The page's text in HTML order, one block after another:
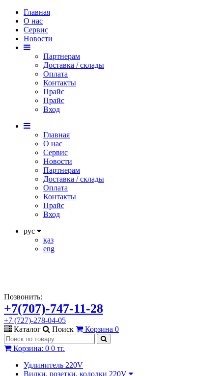
Главная
О нас
Сервис
Новости
Партнерам
Доставка / склады
Оплата
Контакты
Прайс
Прaйс
Вход
Главная
О нас
Сервис
Новости
Партнерам
Доставка / склады
Оплата
Контакты
Прайс
Вход
рус
қаз
eng
Позвонить:
+7(707)-747-11-28
+7 (727)-278-04-05
Каталог
Поиск Корзина 0
Корзина: 0 0 тг.
Удлинитель 220V
Вилки, розетки, колодки 220V